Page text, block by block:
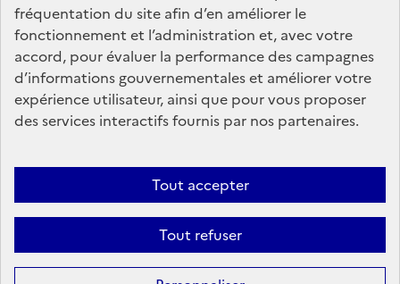
fréquentation du site afin d’en améliorer le
fonctionnement et l’administration et, avec votre
accord, pour évaluer la performance des campagnes
d’informations gouvernementales et améliorer votre
expérience utilisateur, ainsi que pour vous proposer
des services interactifs fournis par nos partenaires.
Tout accepter
Tout refuser
Nos marchés
Nos offres d'emploi
FAQ
Glossaire
Plan du site